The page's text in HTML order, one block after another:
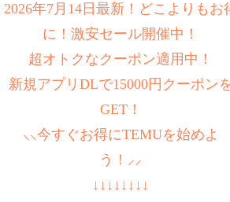
2026年7月14日最新！どこよりもお
に！激安セール開催中！
超オトクなクーポン適用中！
新規アプリDLで15000円クーポン
GET！
⸜⸜今すぐお得にTEMUを始めよ
う！⸝⸝
↓↓↓↓↓↓↓↓